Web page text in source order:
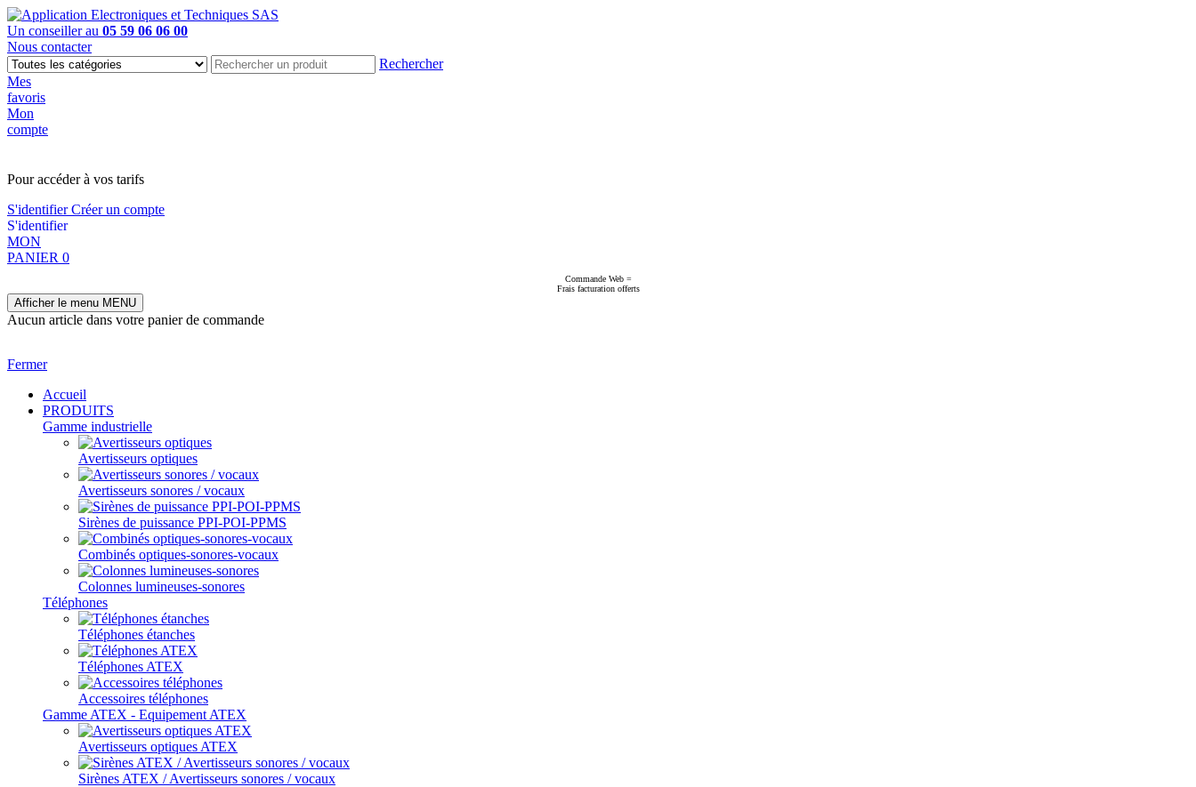
Un conseiller au 05 59 06 06 00
Nous contacter
Rechercher
Mes
favoris
Mon
compte
Pour accéder à vos tarifs
S'identifierCréer un compte
S'identifier
MON
PANIER 0
Commande Web =
Frais facturation offerts
Afficher le menu MENU
Aucun article dans votre panier de commande
Fermer
Accueil
PRODUITS
Gamme industrielle
Avertisseurs optiques
Avertisseurs sonores / vocaux
Sirènes de puissance PPI-POI-PPMS
Combinés optiques-sonores-vocaux
Colonnes lumineuses-sonores
Téléphones
Téléphones étanches
Téléphones ATEX
Accessoires téléphones
Gamme ATEX - Equipement ATEX
Avertisseurs optiques ATEX
Sirènes ATEX / Avertisseurs sonores / vocaux